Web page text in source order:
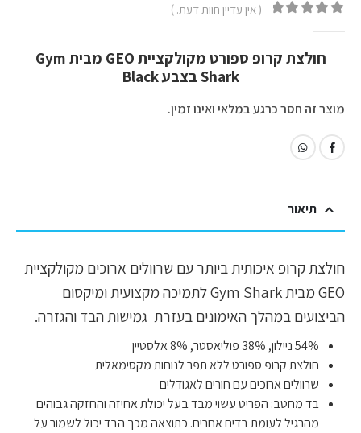
( אין עדיין חוות דעת. )
חולצת קרופ ספורט מקולקציית GEO מבית Gym
Shark בצבע Black
מוצר זה חסר כרגע במלאי ואינו זמין.
תיאור
חולצת קרופ איכותית ביותר עם שרוולים ארוכים מקולקציית
GEO מבית Gym Shark לתמיכה מקצועית ומיקסום
הביצועים במהלך האימונים בעזרת גמישות הבד והגזרה.
54% ניילון, 38% פוליאסטר, 8% אלסטיין
חולצת קרופ ספורט ללא תפר לנוחות מקסימאלית
שרוולים ארוכים עם חורים לאגודלים
בד מחטב: הפריט עשוי מבד בעל יכולת אחיזה והחזקה גבוהים
מהרגיל לעומת בדים אחרים. כתוצאה מכך הבד יכול לשמור על